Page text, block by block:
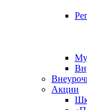
Акции